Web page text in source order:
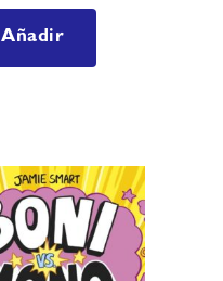
Añadir